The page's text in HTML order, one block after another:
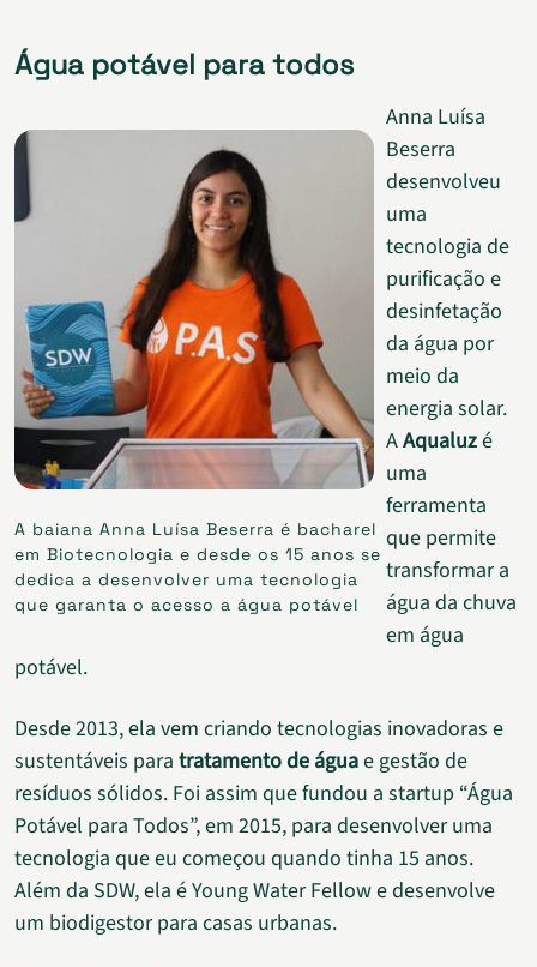
Água potável para todos
A baiana Anna Luísa Beserra é bacharel
em Biotecnologia e desde os 15 anos se
dedica a desenvolver uma tecnologia
que garanta o acesso a água potável
Anna Luísa
Beserra
desenvolveu
uma
tecnologia de
purificação e
desinfetação
da água por
meio da
energia solar.
AAqualuzé
uma
ferramenta
que permite
transformar a
água da chuva
em água
potável.
Desde 2013, ela vem criando tecnologias inovadoras e
sustentáveis para tratamento de águae gestão de
resíduos sólidos. Foi assim que fundou a startup “Água
Potável para Todos”, em 2015, para desenvolver uma
tecnologia que eu começou quando tinha 15 anos.
Além da SDW, ela é Young Water Fellow e desenvolve
um biodigestor para casas urbanas.